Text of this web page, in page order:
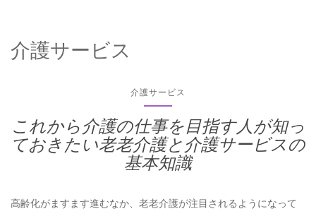
介護サービス
介護サービス
これから介護の仕事を目指す人が知っ
ておきたい老老介護と介護サービスの
基本知識
高齢化がますます進むなか、老老介護が注目されるようになって